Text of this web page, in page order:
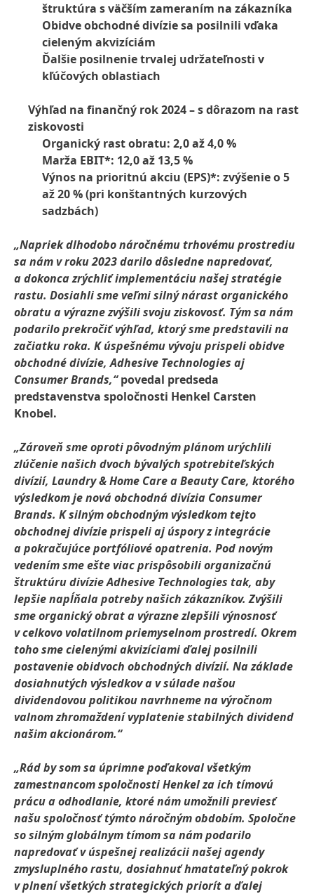
štruktúra s väčším zameraním na zákazníka
Obidve obchodné divízie sa posilnili vďaka
cieleným akvizíciám
Ďalšie posilnenie trvalej udržateľnosti v
kľúčových oblastiach
Výhľad na finančný rok 2024 – s dôrazom na rast
ziskovosti
Organický rast obratu: 2,0 až 4,0 %
Marža EBIT*: 12,0 až 13,5 %
Výnos na prioritnú akciu (EPS)*: zvýšenie o 5
až 20 %(pri konštantných kurzových
sadzbách)
„Napriek dlhodobo náročnému trhovému prostrediu
sa nám v roku 2023 darilo dôsledne napredovať,
a dokonca zrýchliť implementáciu našej stratégie
rastu. Dosiahli sme veľmi silný nárast organického
obratu a výrazne zvýšili svoju ziskovosť. Tým sa nám
podarilo prekročiť výhľad, ktorý sme predstavili na
začiatku roka. K úspešnému vývoju prispeli obidve
obchodné divízie, Adhesive Technologies aj
Consumer Brands,“povedal predseda
predstavenstva spoločnosti Henkel Carsten
Knobel.
„Zároveň sme oproti pôvodným plánom urýchlili
zlúčenie našich dvoch bývalých spotrebiteľských
divízií, Laundry & Home Care a Beauty Care, ktorého
výsledkom je nová obchodná divízia Consumer
Brands. K silným obchodným výsledkom tejto
obchodnej divízie prispeli aj úspory z integrácie
a pokračujúce portfóliové opatrenia. Pod novým
vedením sme ešte viac prispôsobili organizačnú
štruktúru divízie Adhesive Technologies tak, aby
lepšie napĺňala potreby našich zákazníkov. Zvýšili
sme organický obrat a výrazne zlepšili výnosnosť
v celkovo volatilnom priemyselnom prostredí. Okrem
toho sme cielenými akvizíciami ďalej posilnili
postavenie obidvoch obchodných divízií. Na základe
dosiahnutých výsledkov a v súlade našou
dividendovou politikou navrhneme na výročnom
valnom zhromaždení vyplatenie stabilných dividend
našim akcionárom.“
„Rád by som sa úprimne poďakoval všetkým
zamestnancom spoločnosti Henkel za ich tímovú
prácu a odhodlanie, ktoré nám umožnili previesť
našu spoločnosť týmto náročným obdobím. Spoločne
so silným globálnym tímom sa nám podarilo
napredovať v úspešnej realizácii našej agendy
zmysluplného rastu, dosiahnuť hmatateľný pokrok
v plnení všetkých strategických priorít a ďalej